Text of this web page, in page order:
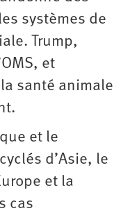
systèmes de
Trump,
et
santé animale
et le
d’Asie, le
et la
cas